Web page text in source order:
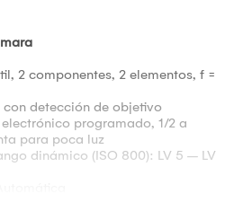
2 elementos, f =
detección de objetivo
programado, 1/2 a
para poca luz
dinámico (ISO 800): LV 5 – LV